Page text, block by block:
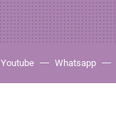
Youtube Whatsapp